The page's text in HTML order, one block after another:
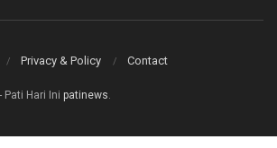
Privacy & Policy Contact
- Pati Hari Ini patinews.